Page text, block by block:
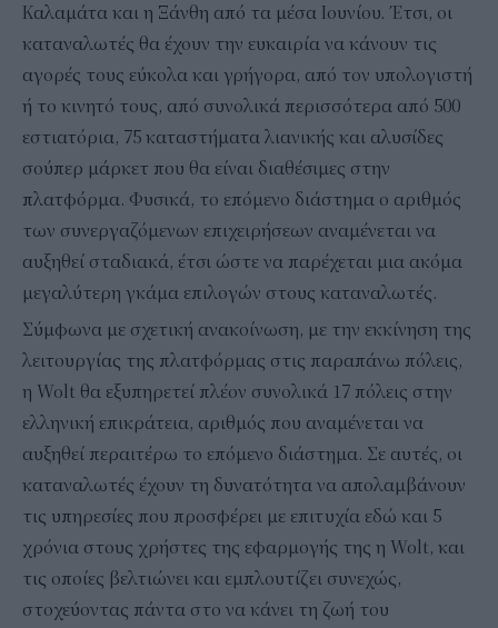
Καλαμάτα και η Ξάνθη από τα μέσα Ιουνίου. Έτσι, οι
καταναλωτές θα έχουν την ευκαιρία να κάνουν τις
αγορές τους εύκολα και γρήγορα, από τον υπολογιστή
ή το κινητό τους, από συνολικά περισσότερα από 500
εστιατόρια, 75 καταστήματα λιανικής και αλυσίδες
σούπερ μάρκετ που θα είναι διαθέσιμες στην
πλατφόρμα. Φυσικά, το επόμενο διάστημα ο αριθμός
των συνεργαζόμενων επιχειρήσεων αναμένεται να
αυξηθεί σταδιακά, έτσι ώστε να παρέχεται μια ακόμα
μεγαλύτερη γκάμα επιλογών στους καταναλωτές.
Σύμφωνα με σχετική ανακοίνωση, με την εκκίνηση της
λειτουργίας της πλατφόρμας στις παραπάνω πόλεις,
η Wolt θα εξυπηρετεί πλέον συνολικά 17 πόλεις στην
ελληνική επικράτεια, αριθμός που αναμένεται να
αυξηθεί περαιτέρω το επόμενο διάστημα. Σε αυτές, οι
καταναλωτές έχουν τη δυνατότητα να απολαμβάνουν
τις υπηρεσίες που προσφέρει με επιτυχία εδώ και 5
χρόνια στους χρήστες της εφαρμογής της η Wolt, και
τις οποίες βελτιώνει και εμπλουτίζει συνεχώς,
στοχεύοντας πάντα στο να κάνει τη ζωή του